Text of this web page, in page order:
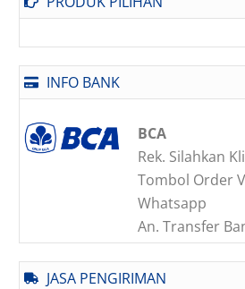
INFO BANK
BCA
Rek. Silahkan
Tombol Order
Whatsapp
An. Transfer
JASA PENGIRIMAN